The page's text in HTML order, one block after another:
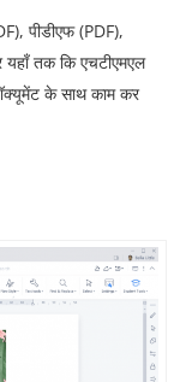
पीडीएफ (PDF),
तक कि एचटीएमएल
के साथ काम कर